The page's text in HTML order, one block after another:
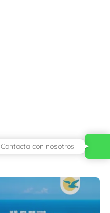
Contacta con nosotros